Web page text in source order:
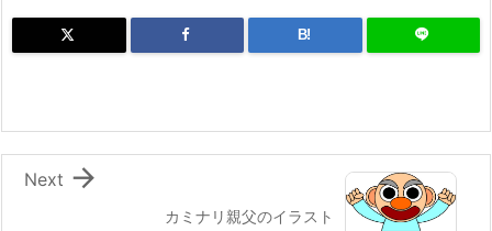
B!
カミナリ親父のイラスト

Next